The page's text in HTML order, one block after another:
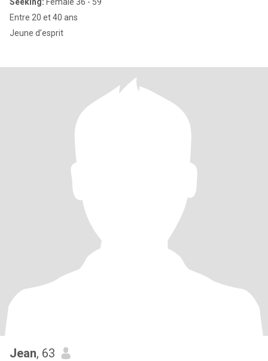
Entre 20 et 40 ans
Jeune d’esprit
Jean, 63